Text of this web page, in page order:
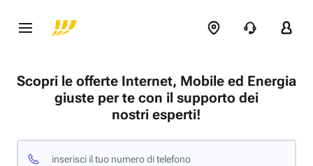
Scopri le offerte Internet, Mobile ed Energia
giuste per te con il supporto dei
nostri esperti!
inserisci il tuo numero di telefono